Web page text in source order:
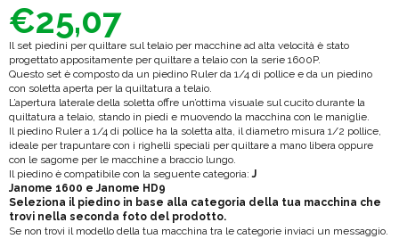
€25,07
Il set piedini per quiltare sul telaio per macchine ad alta velocità è stato
progettato appositamente per quiltare a telaio con la serie 1600P.
Questo set è composto da un piedino Ruler da 1/4 di pollice e da un piedino
con soletta aperta per la quiltatura a telaio.
L’apertura laterale della soletta offre un’ottima visuale sul cucito durante la
quiltatura a telaio, stando in piedi e muovendo la macchina con le maniglie.
Il piedino Ruler a 1/4 di pollice ha la soletta alta, il diametro misura 1/2 pollice,
ideale per trapuntare con i righelli speciali per quiltare a mano libera oppure
con le sagome per le macchine a braccio lungo.
Il piedino è compatibile con la seguente categoria:J
Janome 1600 e Janome HD9
Seleziona il piedino in base alla categoria della tua macchina che
trovi nella seconda foto del prodotto.
Se non trovi il modello della tua macchina tra le categorie inviaci un messaggio.